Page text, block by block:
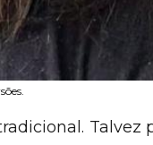
Talvez